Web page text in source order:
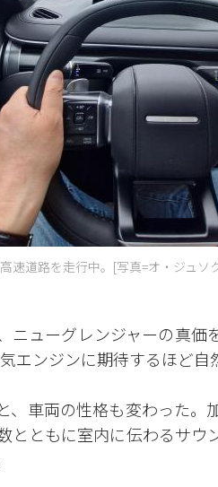
速道路を走行中。[写真=オ・ジュソ
ニューグレンジャーの真価
エンジンに期待するほど自
、車両の性格も変わった。
とともに室内に伝わるサウ